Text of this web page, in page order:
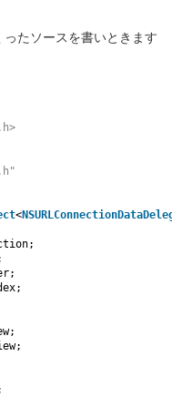
たソースを書いときます
<